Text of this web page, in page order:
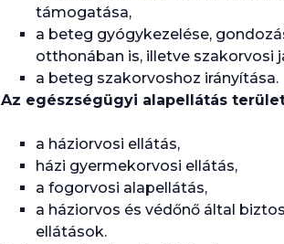
támogatása,
a beteg gyógykezelése,
otthonában is, illetve szakorvosi
a beteg szakorvoshoz irányítása.
Az egészségügyi alapellátás
a háziorvosi ellátás,
házi gyermekorvosi ellátás,
a fogorvosi alapellátás,
a háziorvos és védőnő által
ellátások.